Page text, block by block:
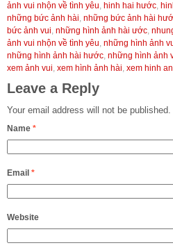
ảnh vui nhộn về tình yêu, hinh hai hước,
những bức ảnh hài, những bức ảnh hài
bức ảnh vui, những hình ảnh hài ước,
ảnh vui nhộn về tình yêu, những hình ảnh
những hình ảnh hài hước, những hình ảnh
xem ảnh vui, xem hình ảnh hài, xem hinh
Leave a Reply
Your email address will not be published.
Name *
Email *
Website